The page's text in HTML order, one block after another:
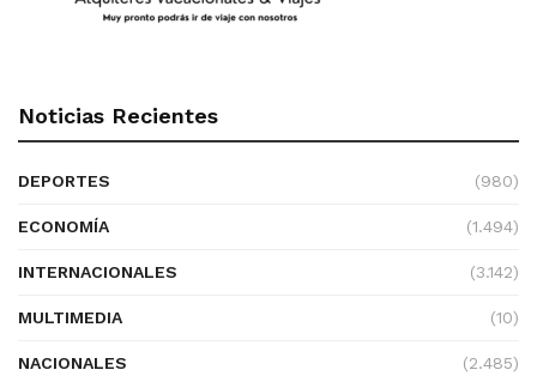
Noticias Recientes
DEPORTES (980)
ECONOMÍA (1.494)
INTERNACIONALES (3.142)
MULTIMEDIA (10)
NACIONALES (2.485)